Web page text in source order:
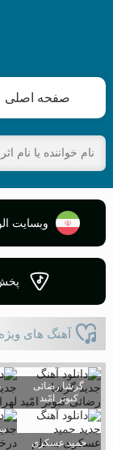
صفحه اصلی
وبسایت
آهنگ های
گرشا رضائی
کبوتر امّید
حمید عسکری